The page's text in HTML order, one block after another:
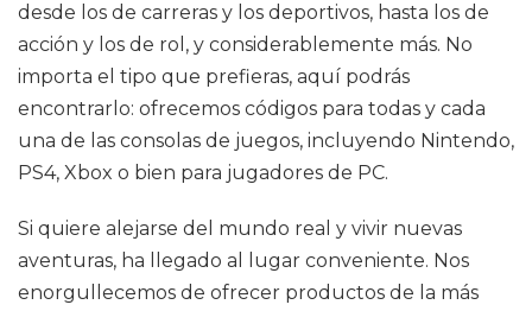
desde los de carreras y los deportivos, hasta los de
acción y los de rol, y considerablemente más. No
importa el tipo que prefieras, aquí podrás
encontrarlo: ofrecemos códigos para todas y cada
una de las consolas de juegos, incluyendo Nintendo,
PS4, Xbox o bien para jugadores de PC.
Si quiere alejarse del mundo real y vivir nuevas
aventuras, ha llegado al lugar conveniente. Nos
enorgullecemos de ofrecer productos de la más